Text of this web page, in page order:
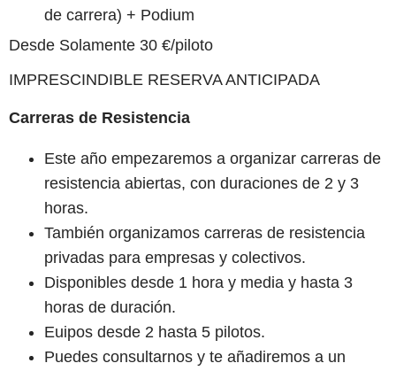
de carrera) + Podium
Desde Solamente 30 €/piloto
IMPRESCINDIBLE RESERVA ANTICIPADA
Carreras de Resistencia
Este año empezaremos a organizar carreras de
resistencia abiertas, con duraciones de 2 y 3
horas.
También organizamos carreras de resistencia
privadas para empresas y colectivos.
Disponibles desde 1 hora y media y hasta 3
horas de duración.
Euipos desde 2 hasta 5 pilotos.
Puedes consultarnos y te añadiremos a un